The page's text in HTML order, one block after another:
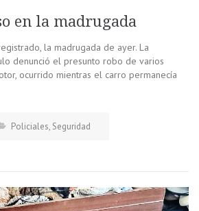
en la madrugada
la madrugada de ayer. La
denunció el presunto robo de varios
ocurrido mientras el carro permanecía
Policiales, Seguridad